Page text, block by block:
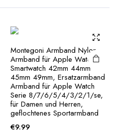
Montegoni Armband Nylon
Armband für Apple Watch
Smartwatch 42mm 44mm
45mm 49mm, Ersatzarmband
Armband für Apple Watch
Serie 8/7/6/5/4/3/2/1/se,
für Damen und Herren,
geflochtenes Sportarmband
€9.99